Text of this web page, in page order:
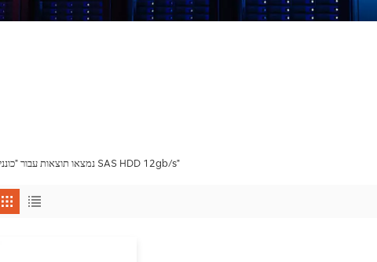
1 נמצאו תוצאות עבור "כונני SAS HDD 12gb/s"